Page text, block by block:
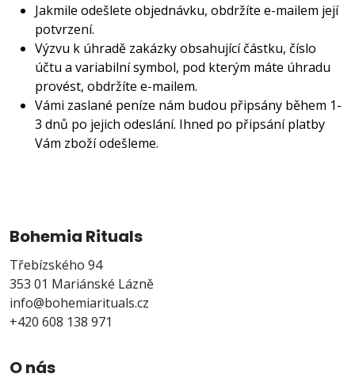
Jakmile odešlete objednávku, obdržíte e-mailem její
potvrzení.
Výzvu k úhradě zakázky obsahující částku, číslo
účtu a variabilní symbol, pod kterým máte úhradu
provést, obdržíte e-mailem.
Vámi zaslané peníze nám budou připsány během 1-
3 dnů po jejich odeslání. Ihned po připsání platby
Vám zboží odešleme.
Bohemia Rituals
Třebízského 94
353 01 Mariánské Lázně
info@bohemiarituals.cz
+420 608 138 971
O nás